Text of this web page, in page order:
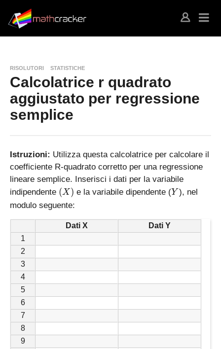
RISOLUTORI STATISTICHE
Calcolatrice r quadrato
aggiustato per regressione
semplice
Istruzioni: Utilizza questa calcolatrice per calcolare il
coefficiente R-quadrato corretto per una regressione
lineare semplice. Inserisci i dati per la variabile
indipendente (
X
(X ) e la variabile dipendente (Y
Y ), nel
modulo seguente:
Dati X
Dati Y
1
2
3
4
5
6
7
8
9